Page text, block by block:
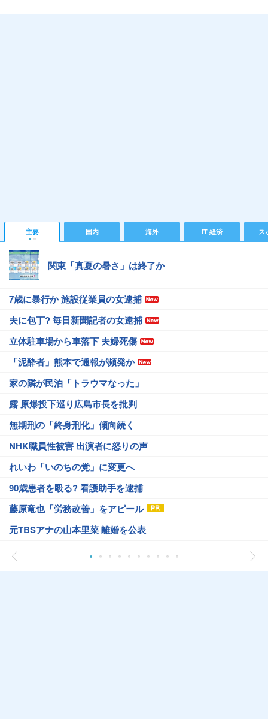
主要 国内 海外 IT 経済 ス
関東「真夏の暑さ」は終了か
7歳に暴行か 施設従業員の女逮捕
夫に包丁? 毎日新聞記者の女逮捕
立体駐車場から車落下 夫婦死傷
「泥酔者」熊本で通報が頻発か
家の隣が民泊「トラウマなった」
露 原爆投下巡り広島市長を批判
無期刑の「終身刑化」傾向続く
NHK職員性被害 出演者に怒りの声
れいわ「いのちの党」に変更へ
90歳患者を殴る? 看護助手を逮捕
藤原竜也「労務改善」をアピール
元TBSアナの山本里菜 離婚を公表